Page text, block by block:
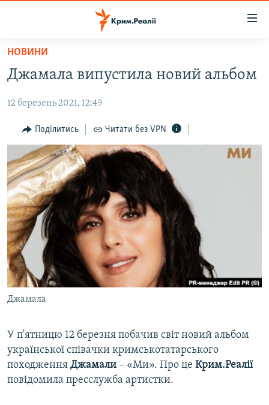
Перейти
основного
Перейти
навігації
Перейти
до
пошуку
ВОДА.КРИМ
ВІДЕО ТА ФОТО
ПОЛІТИКА
БЛОГИ
ПОГЛЯД
ІНТЕРВ'Ю
ВСЕ ЗА ДЕНЬ
СПЕЦПРОЕКТИ
ДЕПОРТАЦІЯ
ВІДЕОУРОКИ «ELIFBE»
СВІДЧЕННЯ ОКУПАЦІЇ
ІНФОГРАФІКА
ЯК ОБІЙТИ БЛОКУВАННЯ
Русский
ДОЛУЧАЙСЯ!
НОВИНИ
Джамала випустила новий альбом
12 березень 2021, 12:49
Поділитись Читати без VPN
Джамала
У п'ятницю 12 березня побачив світ новий альбом
української співачки кримськотатарського
походження Джамали – «Ми». Про це Крим.Реалії
повідомила пресслужба артистки.